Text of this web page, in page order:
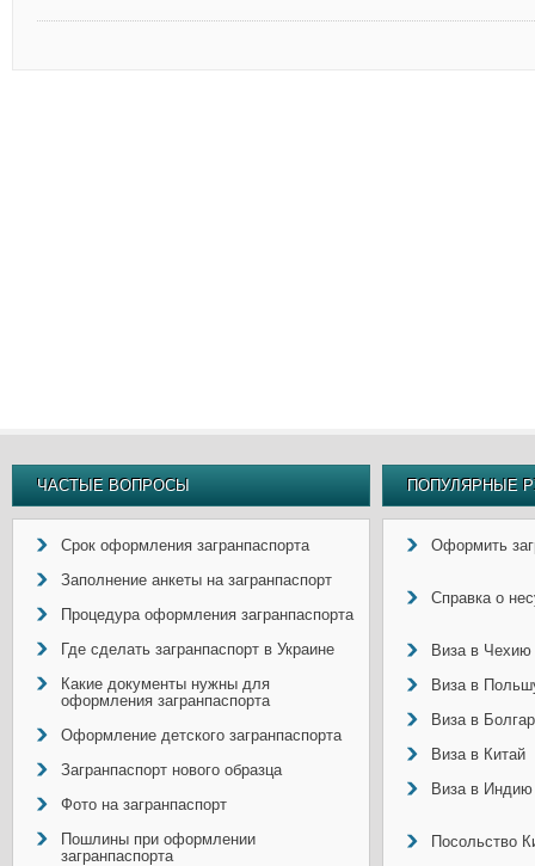
ЧАСТЫЕ ВОПРОСЫ
Срок оформления загранпаспорта
Заполнение анкеты на загранпаспорт
Процедура оформления загранпаспорта
Где сделать загранпаспорт в Украине
Какие документы нужны для
оформления загранпаспорта
Оформление детского загранпаспорта
Загранпаспорт нового образца
Фото на загранпаспорт
Пошлины при оформлении
загранпаспорта
ПОПУЛЯРНЫЕ
Оформить
Справка о
Виза в Чехию
Виза в
Виза в
Виза в Китай
Виза в Индию
Посольство